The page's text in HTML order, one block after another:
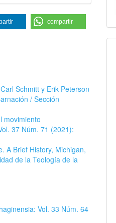
compartir
Schmitt y Erik Peterson
/ Sección
movimiento
37 Núm. 71 (2021):
A Brief History, Michigan,
de la Teología de la
Vol. 33 Núm. 64